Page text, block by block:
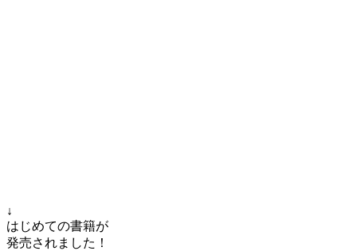
↓
はじめての書籍が
発売されました！